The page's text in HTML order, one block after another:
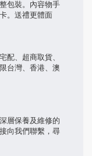
包裝。內容物手
。送禮更體面
配、超商取貨、
台灣、香港、澳
層保養及維修的
向我們聯繫，尋